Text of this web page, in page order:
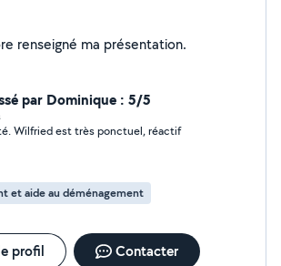
Je n'ai pas encore renseigné ma présentation.
par Dominique : 5/5
Wilfried est très ponctuel, réactif
et aide au déménagement
profil Contacter